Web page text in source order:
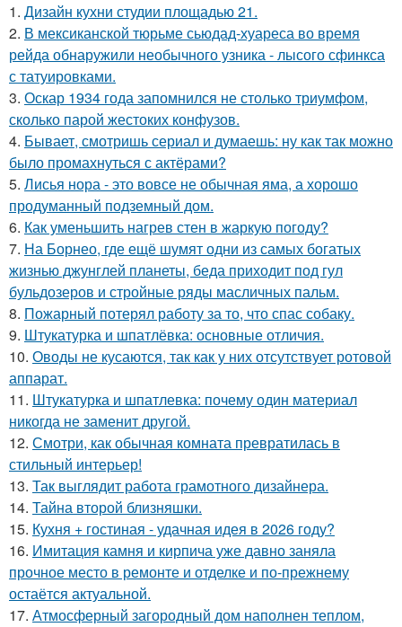
1. Дизайн кухни студии площадью 21.
2. В мексиканской тюрьме сьюдад-хуареса во время
рейда обнаружили необычного узника - лысого сфинкса
с татуировками.
3. Оскар 1934 года запомнился не столько триумфом,
сколько парой жестоких конфузов.
4. Бывает, смотришь сериал и думаешь: ну как так можно
было промахнуться с актёрами?
5. Лисья нора - это вовсе не обычная яма, а хорошо
продуманный подземный дом.
6. Как уменьшить нагрев стен в жаркую погоду?
7. На Борнео, где ещё шумят одни из самых богатых
жизнью джунглей планеты, беда приходит под гул
бульдозеров и стройные ряды масличных пальм.
8. Пожарный потерял работу за то, что спас собаку.
9. Штукатурка и шпатлёвка: основные отличия.
10. Оводы не кусаются, так как у них отсутствует ротовой
аппарат.
11. Штукатурка и шпатлевка: почему один материал
никогда не заменит другой.
12. Смотри, как обычная комната превратилась в
стильный интерьер!
13. Так выглядит работа грамотного дизайнера.
14. Тайна второй близняшки.
15. Кухня + гостиная - удачная идея в 2026 году?
16. Имитация камня и кирпича уже давно заняла
прочное место в ремонте и отделке и по-прежнему
остаётся актуальной.
17. Атмосферный загородный дом наполнен теплом,